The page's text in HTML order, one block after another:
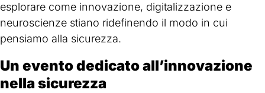
esplorare come innovazione, digitalizzazione e
neuroscienze stiano ridefinendo il modo in cui
pensiamo alla sicurezza.
Un evento dedicato all’innovazione
nella sicurezza